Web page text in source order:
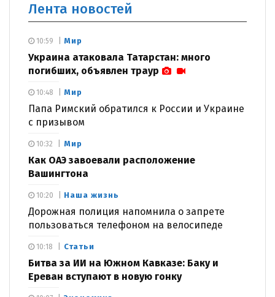
Лента новостей
Мир
Украина атаковала Татарстан: много
погибших, объявлен траур
10:59
Мир
Папа Римский обратился к России и Украине
с призывом
10:48
Мир
Как ОАЭ завоевали расположение
Вашингтона
10:32
Наша жизнь
Дорожная полиция напомнила о запрете
пользоваться телефоном на велосипеде
10:20
Статьи
Битва за ИИ на Южном Кавказе: Баку и
Ереван вступают в новую гонку
10:18